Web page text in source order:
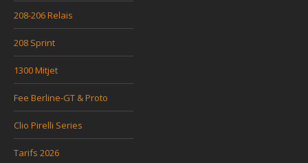
208-206 Relais
208 Sprint
1300 Mitjet
Fee Berline-GT & Proto
Clio Pirelli Series
Tarifs 2026